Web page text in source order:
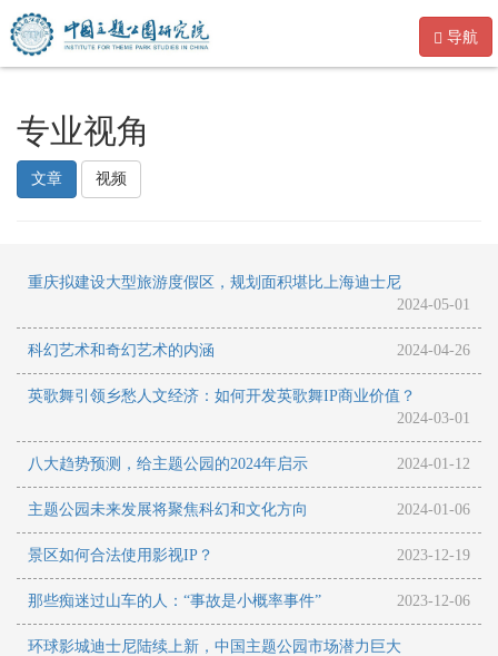
导航
专业视角
文章 视频
重庆拟建设大型旅游度假区，规划面积堪比上海迪士尼
2024-05-01
科幻艺术和奇幻艺术的内涵 2024-04-26
英歌舞引领乡愁人文经济：如何开发英歌舞IP商业价值？
2024-03-01
八大趋势预测，给主题公园的2024年启示 2024-01-12
主题公园未来发展将聚焦科幻和文化方向 2024-01-06
景区如何合法使用影视IP？ 2023-12-19
那些痴迷过山车的人：“事故是小概率事件” 2023-12-06
环球影城迪士尼陆续上新，中国主题公园市场潜力巨大